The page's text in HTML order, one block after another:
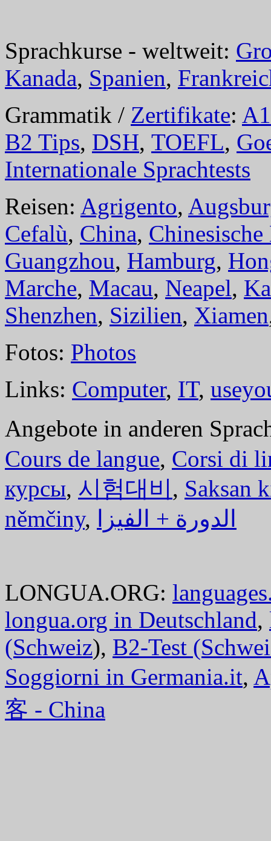
Sprachkurse - weltweit:
Kanada, Spanien,
Grammatik / Zertifikate: A1
B2 Tips, DSH, TOEFL,
Internationale Sprachtests
Reisen: Agrigento,
Cefalù, China, Chinesische
Guangzhou, Hamburg,
Marche, Macau, Neapel,
Shenzhen, Sizilien, Xiamen
Fotos: Photos
Links: Computer, IT,
Angebote in anderen
Cours de langue, Corsi di
курсы, 시험대비, Saksan
němčiny, الدورة + الفيزا
LONGUA.ORG:
longua.org in Deutschland,
(Schweiz), B2-Test
Soggiorni in Germania.it,
客 - China